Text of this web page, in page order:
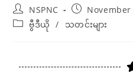
NSPNC
November
ဗွီဒီယို
/ သတင်းများ